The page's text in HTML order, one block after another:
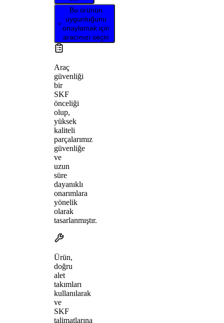
Bu ürünün
uygunluğunu
onaylamak için
aracınızı seçin
Araç
güvenliği
bir
SKF
önceliği
olup,
yüksek
kaliteli
parçalarımız
güvenliğe
ve
uzun
süre
dayanıklı
onarımlara
yönelik
olarak
tasarlanmıştır.
Ürün,
doğru
alet
takımları
kullanılarak
ve
SKF
talimatlarına